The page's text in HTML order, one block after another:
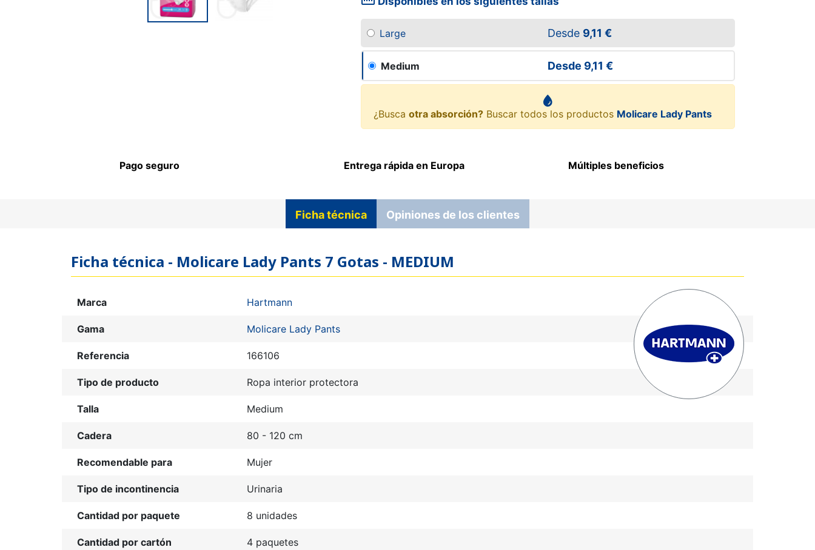
Large Desde 9,11 €
Medium Desde 9,11 €
¿Busca otra absorción?Buscar todos los productos Molicare Lady Pants
Pago seguro Entrega rápida en Europa Múltiples beneficios
Ficha técnica Opiniones de los clientes
Ficha técnica - Molicare Lady Pants 7 Gotas - MEDIUM
Marca Hartmann
Gama Molicare Lady Pants
Referencia 166106
Tipo de producto Ropa interior protectora
Talla Medium
Cadera 80 - 120 cm
Recomendable para Mujer
Tipo de incontinencia Urinaria
Cantidad por paquete 8 unidades
Cantidad por cartón 4 paquetes